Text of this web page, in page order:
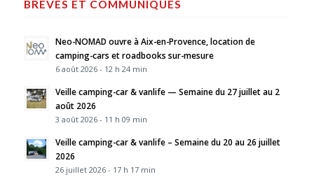
BRÈVES ET COMMUNIQUÉS
Neo-NOMAD ouvre à Aix-en-Provence, location de
camping-cars et roadbooks sur-mesure
6 août 2026 - 12 h 24 min
Veille camping-car & vanlife — Semaine du 27 juillet au 2
août 2026
3 août 2026 - 11 h 09 min
Veille camping-car & vanlife – Semaine du 20 au 26 juillet
2026
26 juillet 2026 - 17 h 17 min